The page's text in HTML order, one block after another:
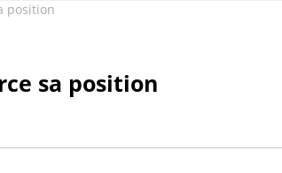
position
sa position